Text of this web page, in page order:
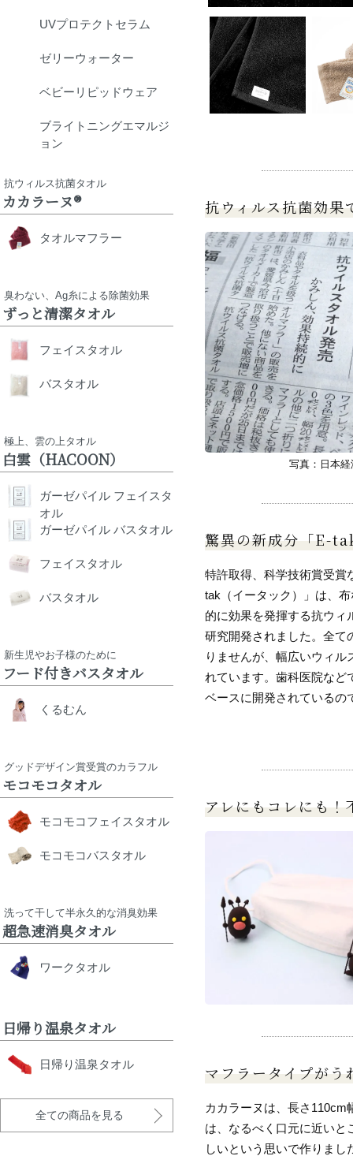
抗ウィルス抗菌効果
写真：日本
驚異の新成分「E-
特許取得、科学技術賞受賞
tak（イータック）」は、
的に効果を発揮する抗ウィ
研究開発されました。全て
りませんが、幅広いウィ
れています。歯科医院など
ベースに開発されているの
アレにもコレにも！
マフラータイプがう
カカラーヌは、長さ
は、なるべく口元に近いと
しいという思いで作りま
UVプロテクトセラム
ゼリーウォーター
ベビーリピッドウェア
ブライトニングエマルジ
ョン
抗ウィルス抗菌タオル
カカラーヌ®
タオルマフラー
臭わない、Ag糸による除菌効果
ずっと清潔タオル
フェイスタオル
バスタオル
極上、雲の上タオル
白雲（HACOON）
ガーゼパイル フェイスタ
オル
ガーゼパイル バスタオル
フェイスタオル
バスタオル
新生児やお子様のために
フード付きバスタオル
くるむん
グッドデザイン賞受賞のカラフル
モコモコタオル
モコモコフェイスタオル
モコモコバスタオル
洗って干して半永久的な消臭効果
超急速消臭タオル
ワークタオル
日帰り温泉タオル
日帰り温泉タオル
全ての商品を見る